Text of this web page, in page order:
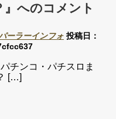
』へのコメント
ーラーインフォ 投稿日：
チンコ・パチスロま
[…]